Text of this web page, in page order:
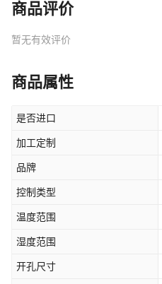
商品评价
暂无有效评价
商品属性
是否进口
加工定制
品牌
控制类型
温度范围
湿度范围
开孔尺寸